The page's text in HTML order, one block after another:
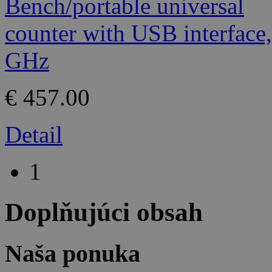
€ 457.00
Detail
1
Doplňujúci obsah
Naša ponuka